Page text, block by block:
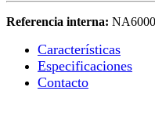
Referencia interna:
Características​
Especificaciones
Contacto